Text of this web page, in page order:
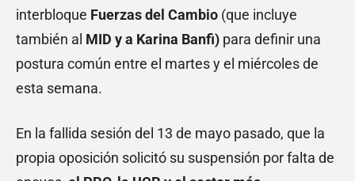
interbloque Fuerzas del Cambio (que incluye
también al MID y a Karina Banfi) para definir una
postura común entre el martes y el miércoles de
esta semana.
En la fallida sesión del 13 de mayo pasado, que la
propia oposición solicitó su suspensión por falta de